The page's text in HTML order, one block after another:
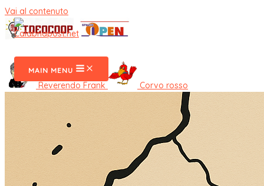
Vai al contenuto
MAIN MENU
Reverendo Frank Corvo rosso